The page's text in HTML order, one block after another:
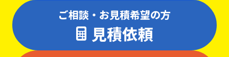
ご相談・お見積希望の方
見積依頼